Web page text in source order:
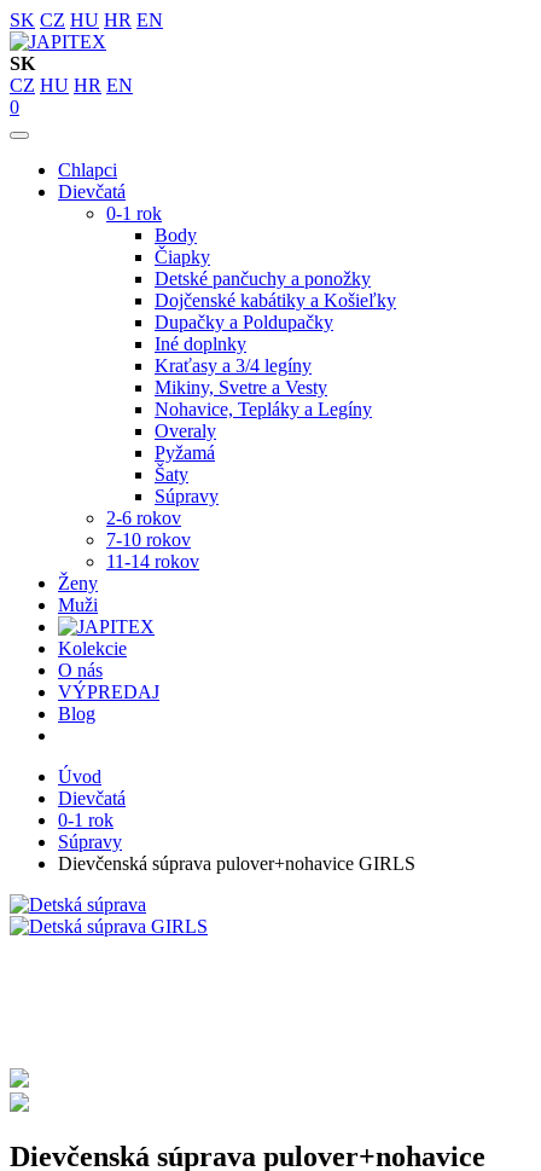
SK CZ HU HR EN
SK
CZ HU HR EN
0
Chlapci
Dievčatá
0-1 rok
Body
Čiapky
Detské pančuchy a ponožky
Dojčenské kabátiky a Košieľky
Dupačky a Poldupačky
Iné doplnky
Kraťasy a 3/4 legíny
Mikiny, Svetre a Vesty
Nohavice, Tepláky a Legíny
Overaly
Pyžamá
Šaty
Súpravy
2-6 rokov
7-10 rokov
11-14 rokov
Ženy
Muži
Kolekcie
O nás
VÝPREDAJ
Blog
Úvod
Dievčatá
0-1 rok
Súpravy
Dievčenská súprava pulover+nohavice GIRLS
Dievčenská súprava pulover+nohavice